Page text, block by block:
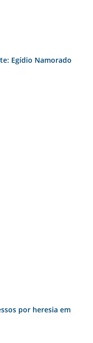
Egídio Namorado
por heresia em